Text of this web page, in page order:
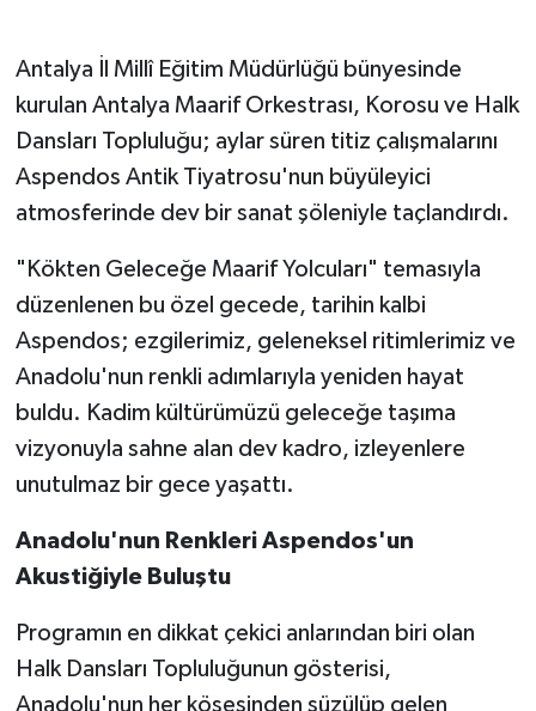
Antalya İl Millî Eğitim Müdürlüğü bünyesinde
kurulan Antalya Maarif Orkestrası, Korosu ve Halk
Dansları Topluluğu; aylar süren titiz çalışmalarını
Aspendos Antik Tiyatrosu'nun büyüleyici
atmosferinde dev bir sanat şöleniyle taçlandırdı.
"Kökten Geleceğe Maarif Yolcuları" temasıyla
düzenlenen bu özel gecede, tarihin kalbi
Aspendos; ezgilerimiz, geleneksel ritimlerimiz ve
Anadolu'nun renkli adımlarıyla yeniden hayat
buldu. Kadim kültürümüzü geleceğe taşıma
vizyonuyla sahne alan dev kadro, izleyenlere
unutulmaz bir gece yaşattı.
Anadolu'nun Renkleri Aspendos'un
Akustiğiyle Buluştu
Programın en dikkat çekici anlarından biri olan
Halk Dansları Topluluğunun gösterisi,
Anadolu'nun her köşesinden süzülüp gelen